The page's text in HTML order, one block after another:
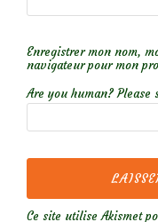
Enregistrer mon nom,
navigateur pour mon
Are you human? Please
Ce site utilise Akismet